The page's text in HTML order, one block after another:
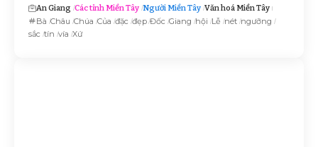
An Giang Các tỉnh Miền Tây Người Miền Tây Văn hoá Miền Tây
Bà Châu Chúa Của đặc đẹp Đốc Giang hội Lễ nét ngưỡng
sắc tín vía Xứ